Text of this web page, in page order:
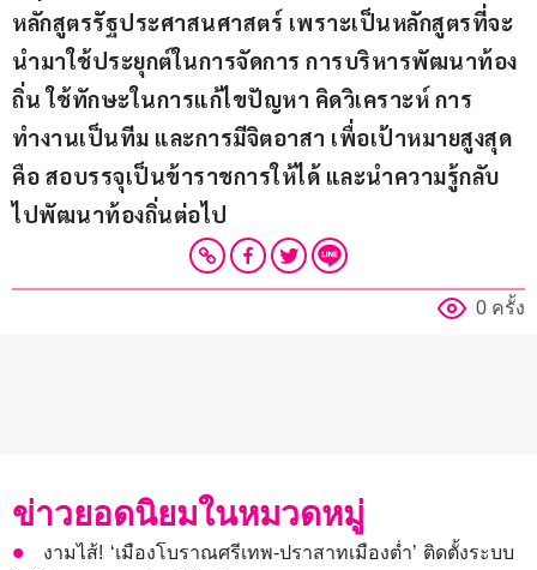
หลักสูตรรัฐประศาสนศาสตร์ เพราะเป็นหลักสูตรที่จะ
นำมาใช้ประยุกต์ในการจัดการ การบริหารพัฒนาท้อง
ถิ่น ใช้ทักษะในการแก้ไขปัญหา คิดวิเคราะห์ การ
ทำงานเป็นทีม และการมีจิตอาสา เพื่อเป้าหมายสูงสุด
คือ สอบรรจุเป็นข้าราชการให้ได้ และนำความรู้กลับ
ไปพัฒนาท้องถิ่นต่อไป
0 ครั้ง
ข่าวยอดนิยมในหมวดหมู่
งามไส้! ‘เมืองโบราณศรีเทพ-ปราสาทเมืองต่ำ’ ติดตั้งระบบ